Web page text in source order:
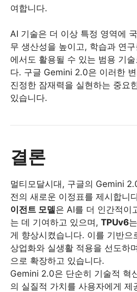
여합니다.
AI 기술은 더 이상 특정 영역에
무 생산성을 높이고, 학습과 연
에서도 활용될 수 있는 범용 기
다. 구글 Gemini 2.0은 이러한
진정한 잠재력을 실현하는 중요
있습니다.
결론
멀티모달시대, 구글의 Gemini
전의 새로운 이정표를 제시합니
이전트 모델은 AI를 더 인간적이
는 데 기여하고 있으며, TPUv6
게 향상시켰습니다. 이를 기반으
상업화와 실생활 적용을 선도하
으로 확장하고 있습니다.
Gemini 2.0은 단순히 기술적 혁
의 실질적 가치를 사용자에게 제